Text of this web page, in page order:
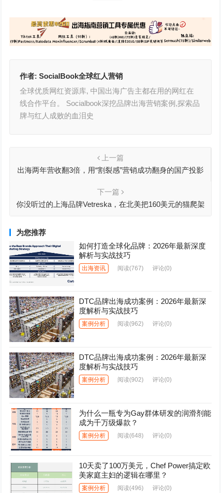
作者:SocialBook全球红人营销
全球优质网红资源库, 中国出海广告主都在用的网红在
线合作平台。 Socialbook深挖品牌出海营销案例,探索品
牌与红人成败的血泪史
上一篇
出海两年营收翻3倍，用“割裂感”营销成功翻身的国产投影
下一篇
你没听过的上海品牌Vetreska，在北美把160美元的猫爬架
为您推荐
如何打造全球化品牌：2026年最新深度
解析与实战技巧
出海资讯 阅读(767) 评论(0)
DTC品牌出海成功案例：2026年最新深
度解析与实战技巧
案例分析 阅读(962) 评论(0)
DTC品牌出海成功案例：2026年最新深
度解析与实战技巧
案例分析 阅读(902) 评论(0)
为什么一瓶专为Gay群体研发的润滑剂能
成为千万级爆款？
案例分析 阅读(648) 评论(0)
10天卖了100万美元，Chef Power搞定欧
美家庭主妇的逻辑在哪里？
案例分析 阅读(496) 评论(0)